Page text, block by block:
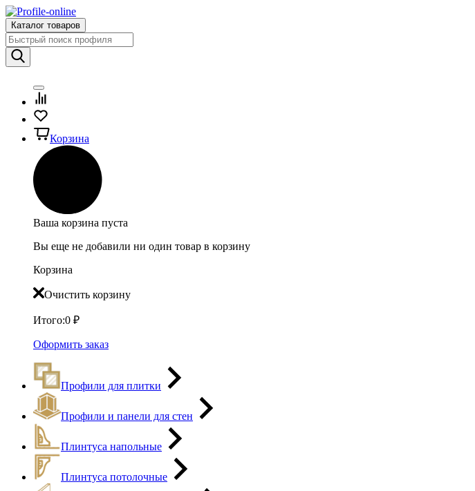
Каталог товаров
Корзина
Ваша корзина пуста
Вы еще не добавили ни один товар в корзину
Корзина
Очистить корзину
Итого:0 ₽
Оформить заказ
Профили для плитки
Профили и панели для стен
Плинтуса напольные
Плинтуса потолочные